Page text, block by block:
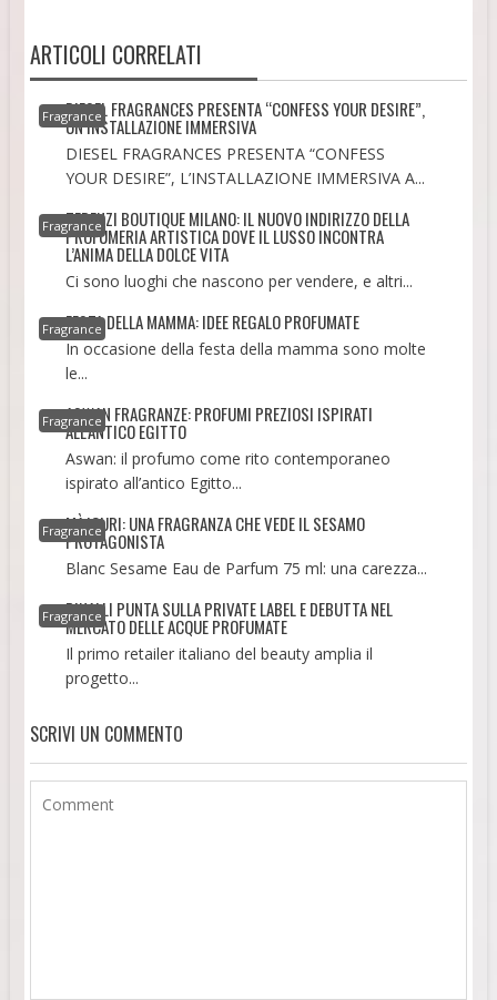
ARTICOLI CORRELATI
Fragrance
DIESEL FRAGRANCES PRESENTA “CONFESS YOUR DESIRE”,
UN’INSTALLAZIONE IMMERSIVA
DIESEL FRAGRANCES PRESENTA “CONFESS
YOUR DESIRE”, L’INSTALLAZIONE IMMERSIVA A...
Fragrance
TERENZI BOUTIQUE MILANO: IL NUOVO INDIRIZZO DELLA
PROFUMERIA ARTISTICA DOVE IL LUSSO INCONTRA
L’ANIMA DELLA DOLCE VITA
Ci sono luoghi che nascono per vendere, e altri...
Fragrance
FESTA DELLA MAMMA: IDEE REGALO PROFUMATE
In occasione della festa della mamma sono molte
le...
Fragrance
ASWAN FRAGRANZE: PROFUMI PREZIOSI ISPIRATI
ALL’ANTICO EGITTO
Aswan: il profumo come rito contemporaneo
ispirato all’antico Egitto...
Fragrance
MÀJOURI: UNA FRAGRANZA CHE VEDE IL SESAMO
PROTAGONISTA
Blanc Sesame Eau de Parfum 75 ml: una carezza...
Fragrance
PINALLI PUNTA SULLA PRIVATE LABEL E DEBUTTA NEL
MERCATO DELLE ACQUE PROFUMATE
Il primo retailer italiano del beauty amplia il
progetto...
SCRIVI UN COMMENTO